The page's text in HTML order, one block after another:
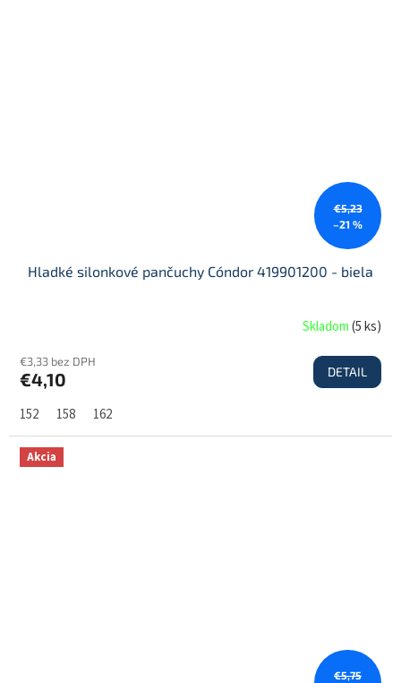
€5,23
–21 %
Hladké silonkové pančuchy Cóndor 419901200 - biela
Skladom(5 ks)
€3,33 bez DPH
€4,10 DETAIL
152 158 162
Akcia
€5,75